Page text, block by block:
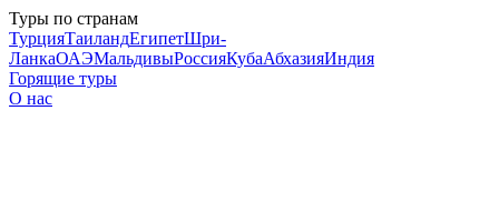
Туры по странам
ТурцияТаиландЕгипетШри-
ЛанкаОАЭМальдивыРоссияКубаАбхазияИндия
Горящие туры
О нас